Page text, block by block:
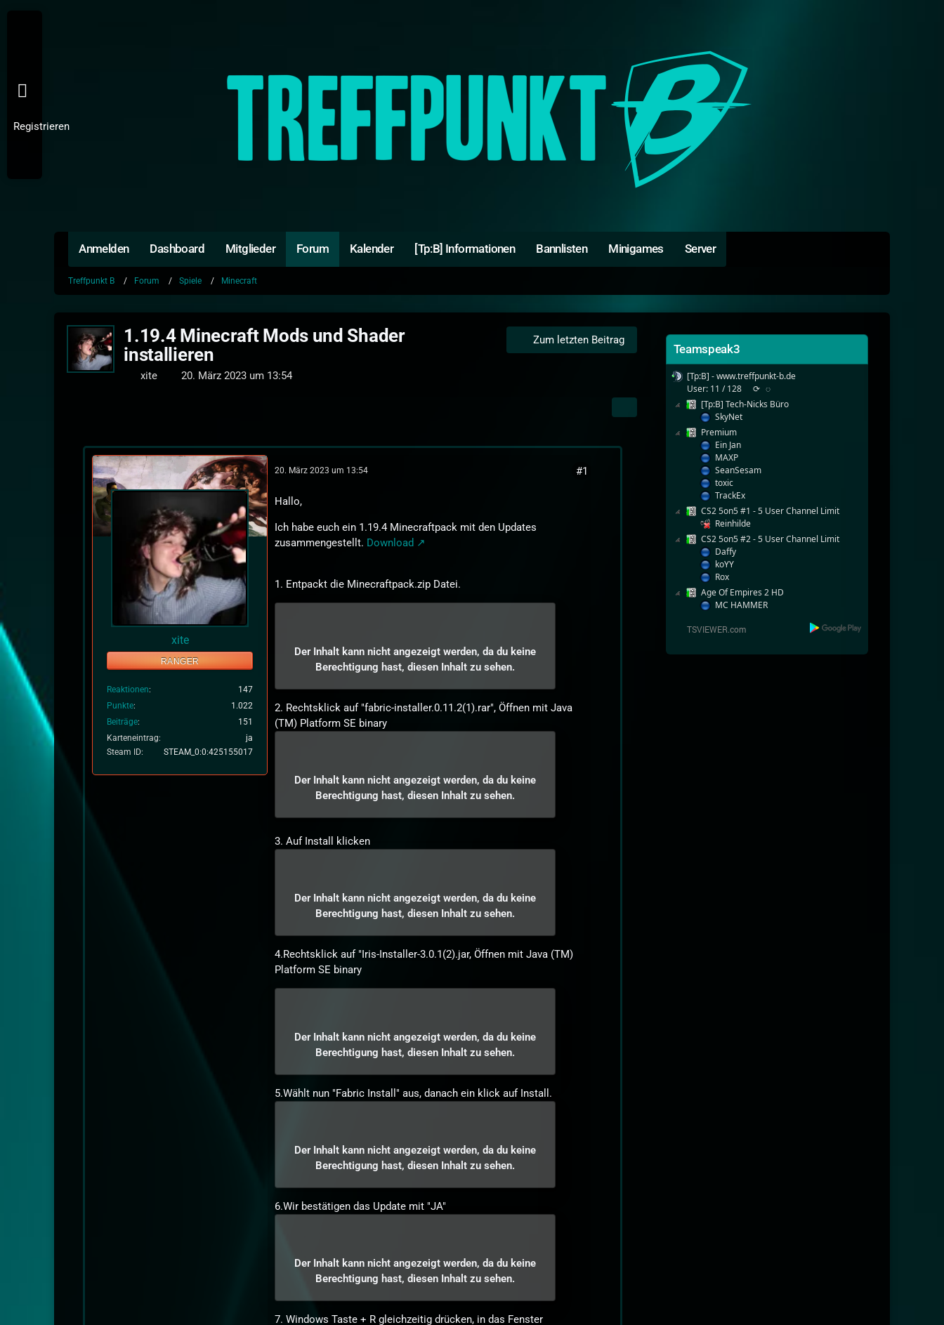
Anmelden Dashboard Mitglieder Forum Kalender [Tp:B] Informationen Bannlisten Minigames Server
Registrieren
Treffpunkt B Forum Spiele Minecraft
1.19.4 Minecraft Mods und Shader
installieren
xite 20. März 2023 um 13:54
Zum letzten Beitrag
xite
RANGER
Reaktionen
147
Punkte
1.022
Beiträge
151
Karteneintrag
ja
Steam ID
STEAM_0:0:425155017
20. März 2023 um 13:54 #1
Hallo,
Ich habe euch ein 1.19.4 Minecraftpack mit den Updates
zusammengestellt. Download
1. Entpackt die Minecraftpack.zip Datei.
Der Inhalt kann nicht angezeigt werden, da du keine
Berechtigung hast, diesen Inhalt zu sehen.
2. Rechtsklick auf "fabric-installer.0.11.2(1).rar", Öffnen mit Java
(TM) Platform SE binary
Der Inhalt kann nicht angezeigt werden, da du keine
Berechtigung hast, diesen Inhalt zu sehen.
3. Auf Install klicken
Der Inhalt kann nicht angezeigt werden, da du keine
Berechtigung hast, diesen Inhalt zu sehen.
4.Rechtsklick auf "Iris-Installer-3.0.1(2).jar, Öffnen mit Java (TM)
Platform SE binary
Der Inhalt kann nicht angezeigt werden, da du keine
Berechtigung hast, diesen Inhalt zu sehen.
5.Wählt nun "Fabric Install" aus, danach ein klick auf Install.
Der Inhalt kann nicht angezeigt werden, da du keine
Berechtigung hast, diesen Inhalt zu sehen.
6.Wir bestätigen das Update mit "JA"
Der Inhalt kann nicht angezeigt werden, da du keine
Berechtigung hast, diesen Inhalt zu sehen.
7. Windows Taste + R gleichzeitig drücken, in das Fenster
Teamspeak3
[Tp:B] - www.treffpunkt-b.de
User: 11 / 128
⟳ ◌
[Tp:B] Tech-Nicks Büro
SkyNet
Premium
Ein Jan
MAXP
SeanSesam
toxic
TrackEx
CS2 5on5 #1 - 5 User Channel Limit
Reinhilde
CS2 5on5 #2 - 5 User Channel Limit
Daffy
koYY
Rox
Age Of Empires 2 HD
MC HAMMER